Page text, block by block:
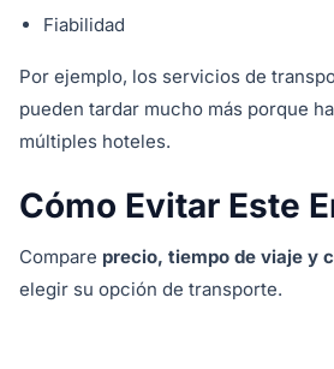
Fiabilidad
Por ejemplo, los servicios de
pueden tardar mucho más porque
múltiples hoteles.
Cómo Evitar Este
Compare precio, tiempo de viaje y
elegir su opción de transporte.